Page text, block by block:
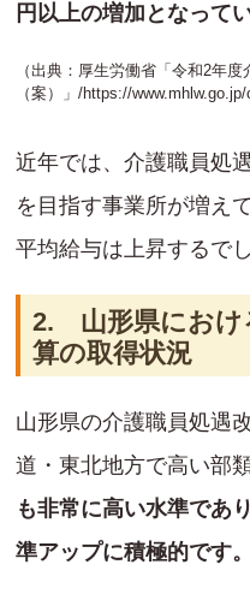
円以上の増加となって
（出典：厚生労働省「令和2年
（案）」/https://
近年では、介護職員処
を目指す事業所が増え
平均給与は上昇するでし
2. 山形県におけ
算の取得状況
山形県の介護職員処遇
道・東北地方で高い部
も非常に高い水準であ
準アップに積極的です。